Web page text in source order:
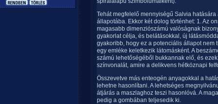
Tehát megfelelő mennyiségű Salvia
állapotába. Ekkor két dolog történhet: 1. Az
magasabb dimenziószámú valóságnak
gyakorlat célja, és belátásokkal, új
gyakoribb, hogy ez a potenciális állapot
egy emléke keletkezik látomásként. A
számú lehetőségéből bukkannak elő, és
színvonalát, amire a delikvens hétköznapi
Összevetve más enteogén anyagokkal a
lehetne hasonlítani. A lehetséges
átjárás a maszlaghoz teszi hasonlóvá. A
pedig a gombában teljesedik ki.